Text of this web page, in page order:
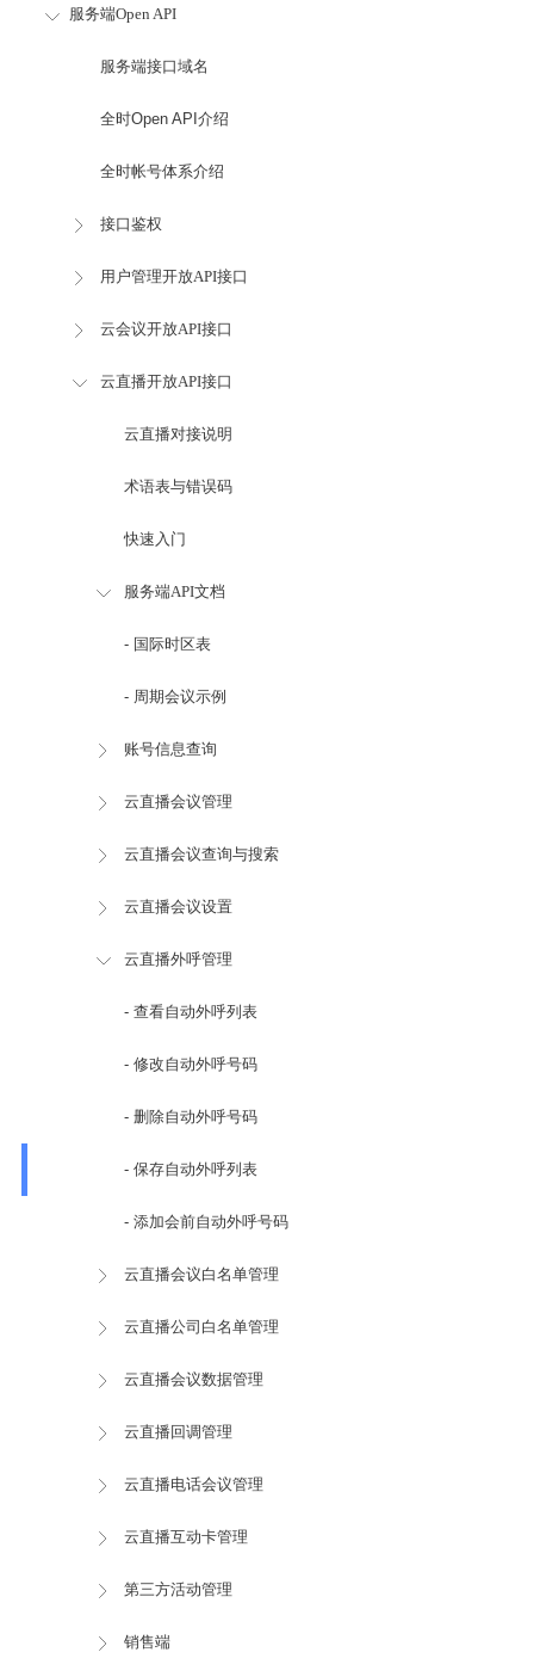
服务端Open API
服务端接口域名
全时Open API介绍
全时帐号体系介绍
接口鉴权
用户管理开放API接口
云会议开放API接口
云直播开放API接口
云直播对接说明
术语表与错误码
快速入门
服务端API文档
- 国际时区表
- 周期会议示例
账号信息查询
云直播会议管理
云直播会议查询与搜索
云直播会议设置
云直播外呼管理
- 查看自动外呼列表
- 修改自动外呼号码
- 删除自动外呼号码
- 保存自动外呼列表
- 添加会前自动外呼号码
云直播会议白名单管理
云直播公司白名单管理
云直播会议数据管理
云直播回调管理
云直播电话会议管理
云直播互动卡管理
第三方活动管理
销售端